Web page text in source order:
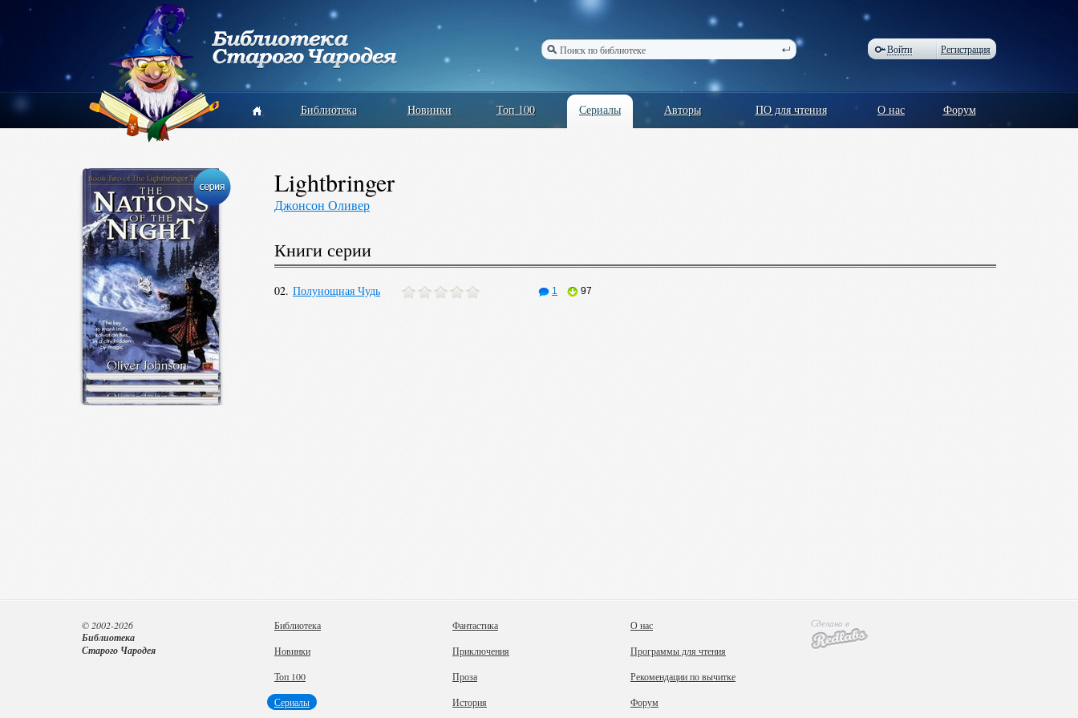
Войти Регистрация
Библиотека Новинки Топ 100 Сериалы Авторы ПО для чтения О нас Форум
Lightbringer
Джонсон Оливер
Книги серии
02. Полунощная Чудь 1 97
Библиотека
Новинки
Топ 100
Сериалы
Фантастика
Приключения
Проза
История
О нас
Программы для чтения
Рекомендации по вычитке
Форум
© 2002-2026
Библиотека
Старого Чародея
Сделано в